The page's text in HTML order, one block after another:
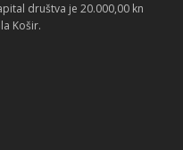
društva je 20.000,00 kn
Košir.